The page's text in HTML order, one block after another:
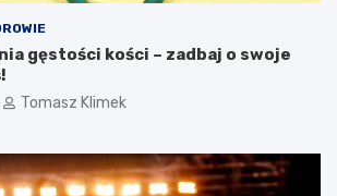
gęstości kości – zadbaj o swoje
Tomasz Klimek